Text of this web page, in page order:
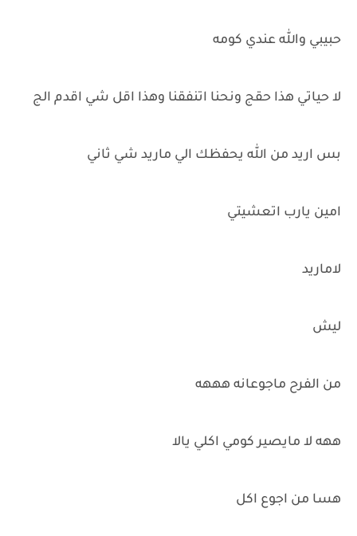
حبيبي والله عندي كومه
لا حياتي هذا حقج ونحنا اتنفقنا وهذا اقل شي اقدم الج
بس اريد من الله يحفظك الي ماريد شي ثاني
امين يارب اتعشيتي
لاماريد
ليش
من الفرح ماجوعانه هههه
ههه لا مايصير كومي اكلي يالا
هسا من اجوع اكل